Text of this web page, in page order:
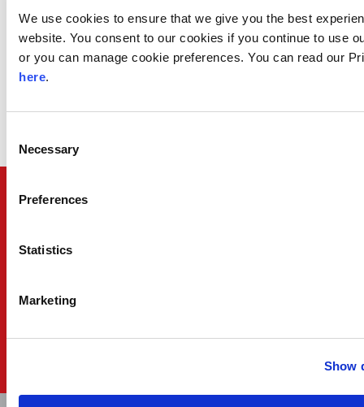
We use cookies to ensure that we give you the best
website. You consent to our cookies if you continue to use
or you can manage cookie preferences. You can read our
here.
Selection
Necessary
Preferences
Statistics
Marketing
Show
Nasza Historia
Informacje o Firmie
Zasady i Dokumenty
Nie masz pewności, które
rozwiązanie odpowiada Twoim
SKONTAKTUJ SIĘ Z NAMI